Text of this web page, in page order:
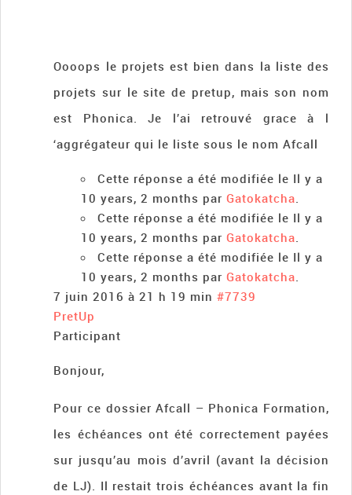
Oooops le projets est bien dans la liste des
projets sur le site de pretup, mais son nom
est Phonica. Je l’ai retrouvé grace à l
‘aggrégateur qui le liste sous le nom Afcall
Cette réponse a été modifiée le Il y a
10 years, 2 months parGatokatcha.
Cette réponse a été modifiée le Il y a
10 years, 2 months parGatokatcha.
Cette réponse a été modifiée le Il y a
10 years, 2 months parGatokatcha.
7 juin 2016 à 21 h 19 min #7739
PretUp
Participant
Bonjour,
Pour ce dossier Afcall – Phonica Formation,
les échéances ont été correctement payées
sur jusqu’au mois d’avril (avant la décision
de LJ). Il restait trois échéances avant la fin